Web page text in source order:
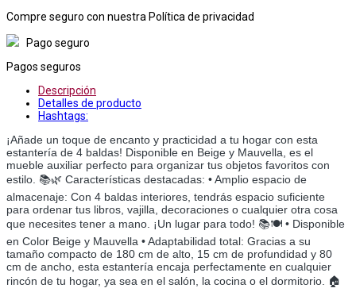
Compre seguro con nuestra Política de privacidad
Pago seguro
Pagos seguros
Descripción
Detalles de producto
Hashtags:
¡Añade un toque de encanto y practicidad a tu hogar con esta
estantería de 4 baldas! Disponible en Beige y Mauvella, es el
mueble auxiliar perfecto para organizar tus objetos favoritos con
estilo. 📚🌿 Características destacadas: • Amplio espacio de
almacenaje: Con 4 baldas interiores, tendrás espacio suficiente
para ordenar tus libros, vajilla, decoraciones o cualquier otra cosa
que necesites tener a mano. ¡Un lugar para todo! 📚🍽️ • Disponible
en Color Beige y Mauvella • Adaptabilidad total: Gracias a su
tamaño compacto de 180 cm de alto, 15 cm de profundidad y 80
cm de ancho, esta estantería encaja perfectamente en cualquier
rincón de tu hogar, ya sea en el salón, la cocina o el dormitorio. 🏠